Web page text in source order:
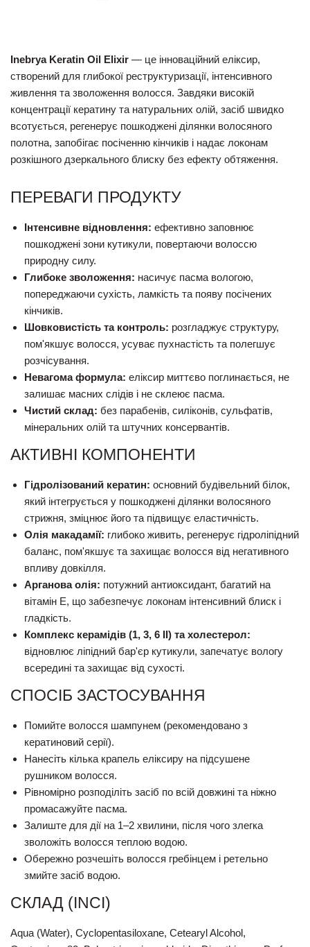
Inebrya Keratin Oil Elixir — це інноваційний еліксир,
створений для глибокої реструктуризації, інтенсивного
живлення та зволоження волосся. Завдяки високій
концентрації кератину та натуральних олій, засіб швидко
всотується, регенерує пошкоджені ділянки волосяного
полотна, запобігає посіченню кінчиків і надає локонам
розкішного дзеркального блиску без ефекту обтяження.
ПЕРЕВАГИ ПРОДУКТУ
Інтенсивне відновлення: ефективно заповнює
пошкоджені зони кутикули, повертаючи волоссю
природну силу.
Глибоке зволоження: насичує пасма вологою,
попереджаючи сухість, ламкість та появу посічених
кінчиків.
Шовковистість та контроль: розгладжує структуру,
пом'якшує волосся, усуває пухнастість та полегшує
розчісування.
Невагома формула: еліксир миттєво поглинається, не
залишає масних слідів і не склеює пасма.
Чистий склад: без парабенів, силіконів, сульфатів,
мінеральних олій та штучних консервантів.
АКТИВНІ КОМПОНЕНТИ
Гідролізований кератин: основний будівельний білок,
який інтегрується у пошкоджені ділянки волосяного
стрижня, зміцнює його та підвищує еластичність.
Олія макадамії: глибоко живить, регенерує гідроліпідний
баланс, пом'якшує та захищає волосся від негативного
впливу довкілля.
Арганова олія: потужний антиоксидант, багатий на
вітамін E, що забезпечує локонам інтенсивний блиск і
гладкість.
Комплекс керамідів (1, 3, 6 II) та холестерол:
відновлює ліпідний бар'єр кутикули, запечатує вологу
всередині та захищає від сухості.
СПОСІБ ЗАСТОСУВАННЯ
Помийте волосся шампунем (рекомендовано з
кератиновий серії).
Нанесіть кілька крапель еліксиру на підсушене
рушником волосся.
Рівномірно розподіліть засіб по всій довжині та ніжно
промасажуйте пасма.
Залиште для дії на 1–2 хвилини, після чого злегка
зволожіть волосся теплою водою.
Обережно розчешіть волосся гребінцем і ретельно
змийте засіб водою.
СКЛАД (INCI)
Aqua (Water), Cyclopentasiloxane, Cetearyl Alcohol,